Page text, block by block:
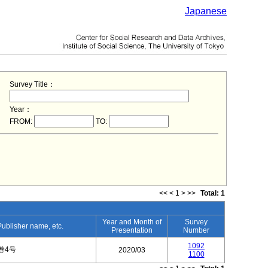
Japanese
Survey Title：
Year：
FROM:
TO:
<< < 1 > >> Total: 1
name, etc.
Year and Month of
Presentation
Survey
Number
4号 2020/03
1092
1100